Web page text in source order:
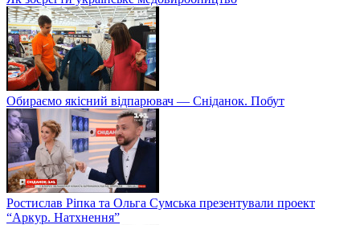
Обираємо якісний відпарювач — Сніданок. Побут
Ростислав Ріпка та Ольга Сумська презентували проект
“Аркур. Натхнення”